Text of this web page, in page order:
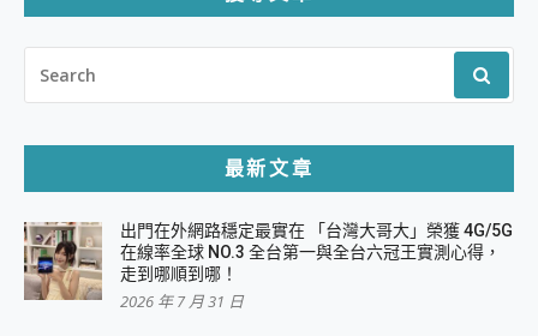
FOR:
最新文章
出門在外網路穩定最實在 「台灣大哥大」榮獲 4G/5G
在線率全球 NO.3 全台第一與全台六冠王實測心得，
走到哪順到哪！
2026 年 7 月 31 日